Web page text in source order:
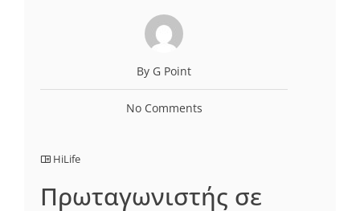
By G Point
No Comments
HiLife
Πρωταγωνιστής σε